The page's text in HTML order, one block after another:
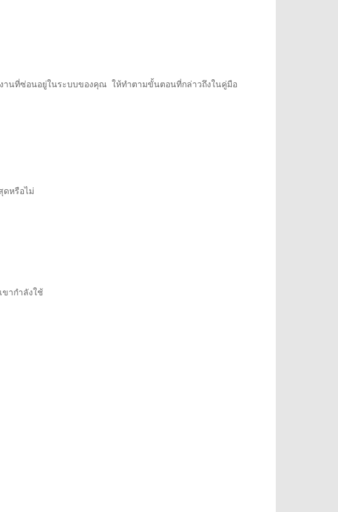
านที่ซ่อนอยู่ในระบบของคุณ ให้ทำตามขั้นตอนที่กล่าวถึงในคู่มือ
ดหรือไม่
ากำลังใช้